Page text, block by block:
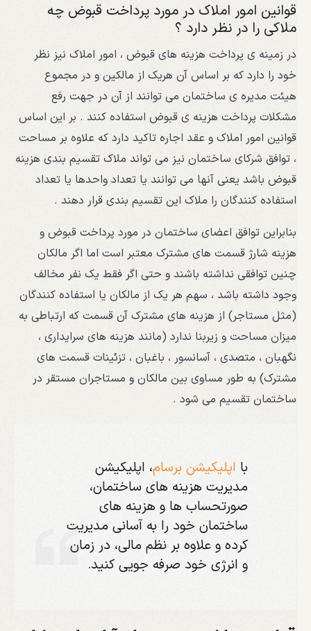
قوانین امور املاک در مورد پرداخت قبوض چه
ملاکی را در نظر دارد ؟
در زمینه ی پرداخت هزینه های قبوض ، امور املاک نیز نظر
خود را دارد که بر اساس آن هریک از مالکین و در مجموع
هیئت مدیره ی ساختمان می توانند از آن در جهت رفع
مشکلات پرداخت هزینه ی قبوض استفاده کنند . بر این اساس
قوانین امور املاک و عقد اجاره تاکید دارد که علاوه بر مساحت
، توافق شرکای ساختمان نیز می تواند ملاک تقسیم بندی هزینه
قبوض باشد یعنی آنها می توانند یا تعداد واحدها یا تعداد
استفاده کنندگان را ملاک این تقسیم بندی قرار دهند .
بنابراین توافق اعضای ساختمان در مورد پرداخت قبوض و
هزینه شارژ قسمت های مشترک معتبر است اما اگر مالکان
چنین توافقی نداشته باشند و حتی اگر فقط یک نفر مخالف
وجود داشته باشد ، سهم هر یک از مالکان یا استفاده کنندگان
(مثل مستاجر) از هزینه های مشترک آن قسمت که ارتباطی به
میزان مساحت و زیربنا ندارد (مانند هزینه های سرایداری ،
نگهبان ، متصدی ، آسانسور ، باغبان ، تزئینات قسمت های
مشترک) به طور مساوی بین مالکان و مستاجران مستقر در
ساختمان تقسیم می شود .
اپلیکیشن برسام، اپلیکیشن
مدیریت هزینه های ساختمان،
صورتحساب ها و هزینه های
ساختمان خود را به آسانی مدیریت
کرده و علاوه بر نظم مالی، در زمان
و انرژی خود صرفه جویی کنید.